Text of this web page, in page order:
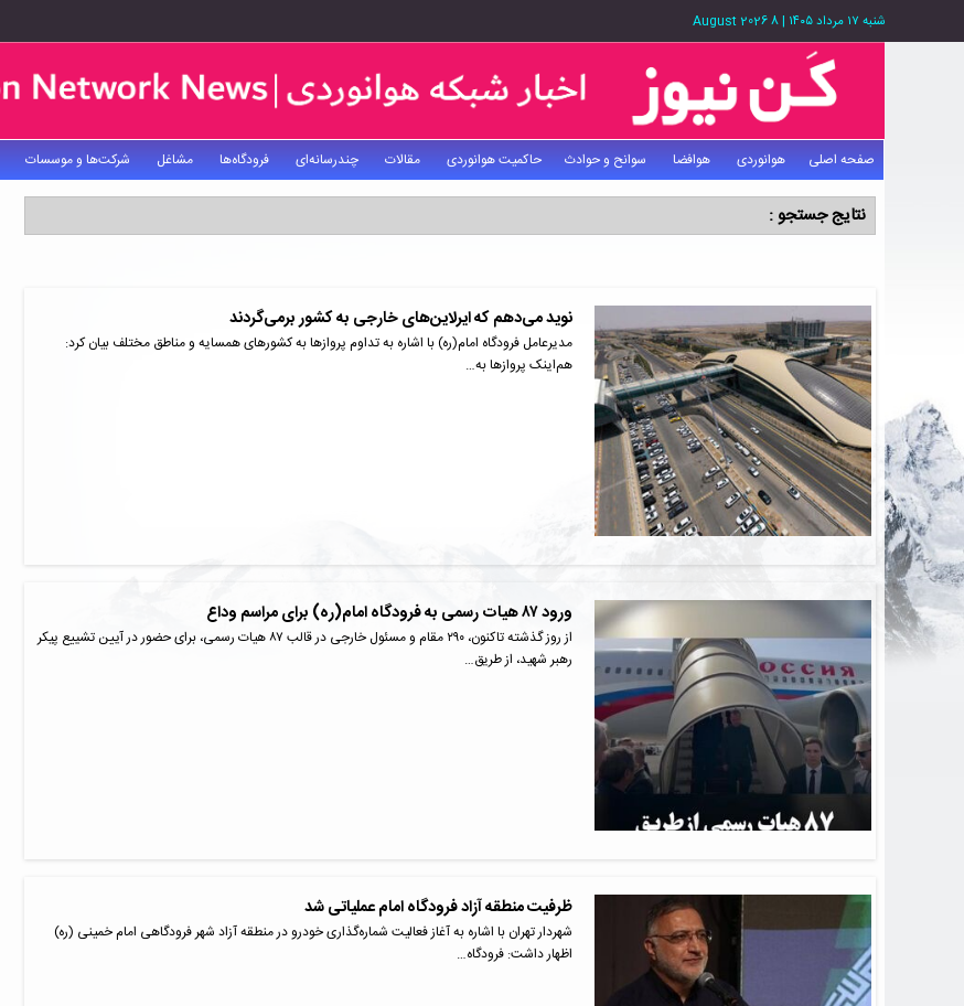
شنبه ۱۷ مرداد ۱۴۰۵ |
8 August 2026
صفحه اصلی هوانوردی هوافضا سوانح و حوادث حاکمیت هوانوردی مقالات چندرسانه‌ای فرودگاه‌ها مشاغل شرکت‌ها و موسسات
نتایج جستجو :
نوید می‌دهم که ایرلاین‌های خارجی به کشور برمی‌گردند
مدیرعامل فرودگاه امام(ره) با اشاره به تداوم پروازها به کشورهای همسایه و مناطق مختلف بیان کرد:
هم‌اینک پروازها به…
ورود ۸۷ هیات رسمی به فرودگاه امام(ره) برای مراسم وداع
از روز گذشته تاکنون، ۲۹۰ مقام و مسئول خارجی در قالب ۸۷ هیات رسمی، برای حضور در آیین تشییع پیکر
رهبر شهید، از طریق…
ظرفیت منطقه آزاد فرودگاه امام عملیاتی شد
شهردار تهران با اشاره به آغاز فعالیت شماره‌گذاری خودرو در منطقه آزاد شهر فرودگاهی امام خمینی (ره)
اظهار داشت: فرودگاه…